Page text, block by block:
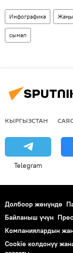
Инфографика
сымап
КЫРГЫЗСТАН
Telegram
Долбоор жөнүндө
Байланыш үчүн
Компаниялардын
Cookie колдонуу